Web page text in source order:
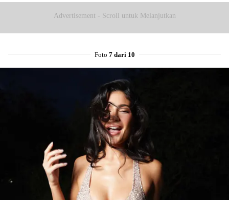
Advertisement - Scroll untuk Melanjutkan
Foto 7 dari 10